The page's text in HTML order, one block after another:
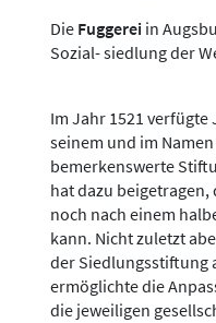
Die Fuggerei in
Sozial- siedlung der
Im Jahr 1521 verfügte
seinem und im
bemerkenswerte
hat dazu beigetragen,
noch nach einem
kann. Nicht zuletzt
der Siedlungsstiftung
ermöglichte die
die jeweiligen